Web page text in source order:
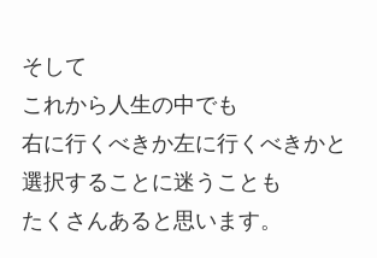
そして
これから人生の中でも
右に行くべきか左に行くべきかと
選択することに迷うことも
たくさんあると思います。